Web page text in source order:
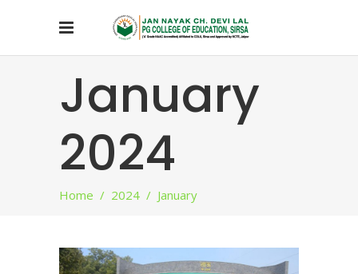
January
2024
Home / 2024 / January